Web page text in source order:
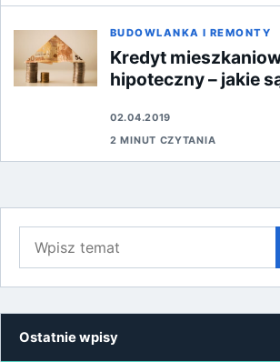
BUDOWLANKA I REMONTY
Kredyt
hipoteczny – jakie
02.04.2019
2 MINUT CZYTANIA
Szukaj:
Ostatnie wpisy